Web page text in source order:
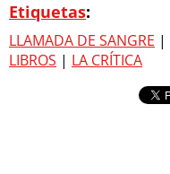
Etiquetas:
LLAMADA DE SANGRE |
LIBROS | LA CRÍTICA